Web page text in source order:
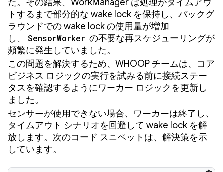
た。その結果、WorkManager は処理がタイムアウ
トするまで部分的な wake lock を保持し、バックグ
ラウンドでの wake lock の使用量が増加
し、
SensorWorker の不要な再スケジューリングが
頻繁に発生していました。
この問題を解決するため、WHOOP チームは、コア
ビジネス ロジックの実行を試みる前に接続ステー
タスを確認するようにワーカー ロジックを更新し
ました。
センサーが使用できない場合、ワーカーは終了し、
タイムアウト シナリオを回避して wake lock を解
放します。次のコード スニペットは、解決策を示
しています。